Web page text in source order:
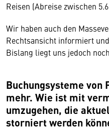
Reisen (Abreise zwischen
Wir haben auch den
Rechtsansicht informiert
Bislang liegt uns jedoch
Buchungsysteme
mehr. Wie ist mit
umzugehen, die
storniert werden